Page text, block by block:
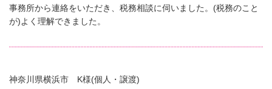
事務所から連絡をいただき、税務相談に伺いました。(税務のこと
が)よく理解できました。
神奈川県横浜市 K様(個人・譲渡)